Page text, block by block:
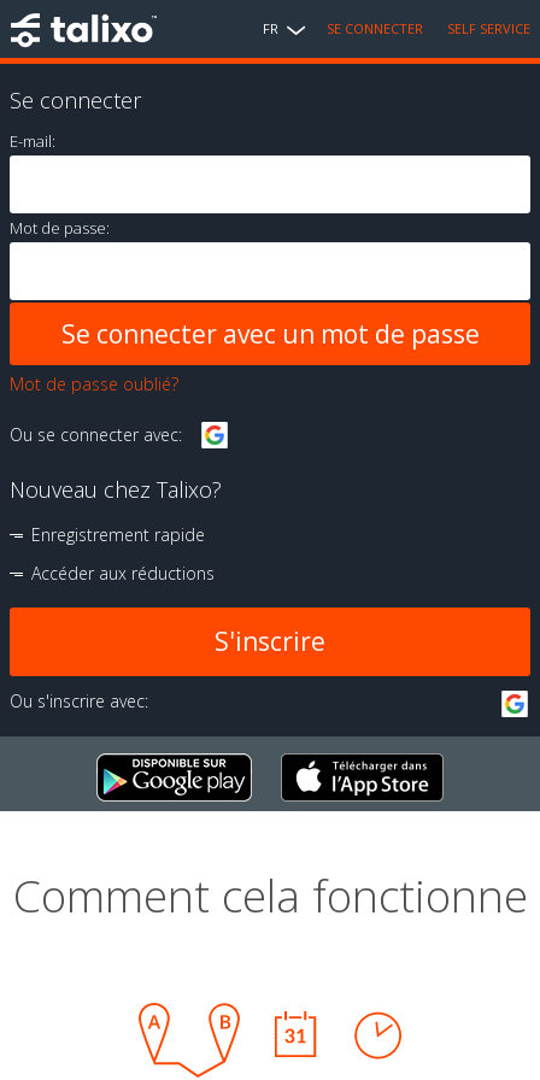
FR SE CONNECTER SELF SERVICE
Se connecter
E-mail:
Mot de passe:
Mot de passe oublié?
Ou se connecter avec:
Nouveau chez Talixo?
Enregistrement rapide
Accéder aux réductions
S'inscrire
Ou s'inscrire avec:
Comment cela fonctionne